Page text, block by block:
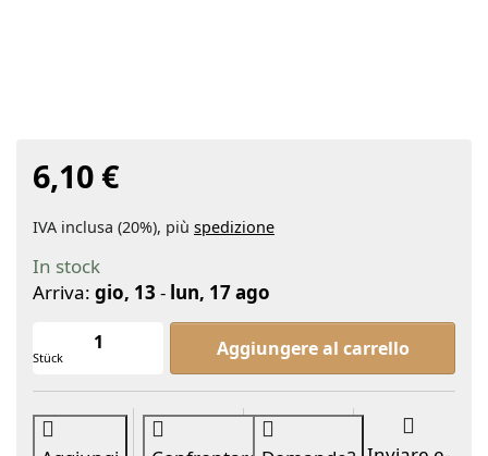
6,10 €
IVA inclusa (20%), più spedizione
In stock
Arriva: gio, 13 - lun, 17 ago
Stück
Glaspolymer-Flasche SQUARE 50ml
Aggiungere al carrello